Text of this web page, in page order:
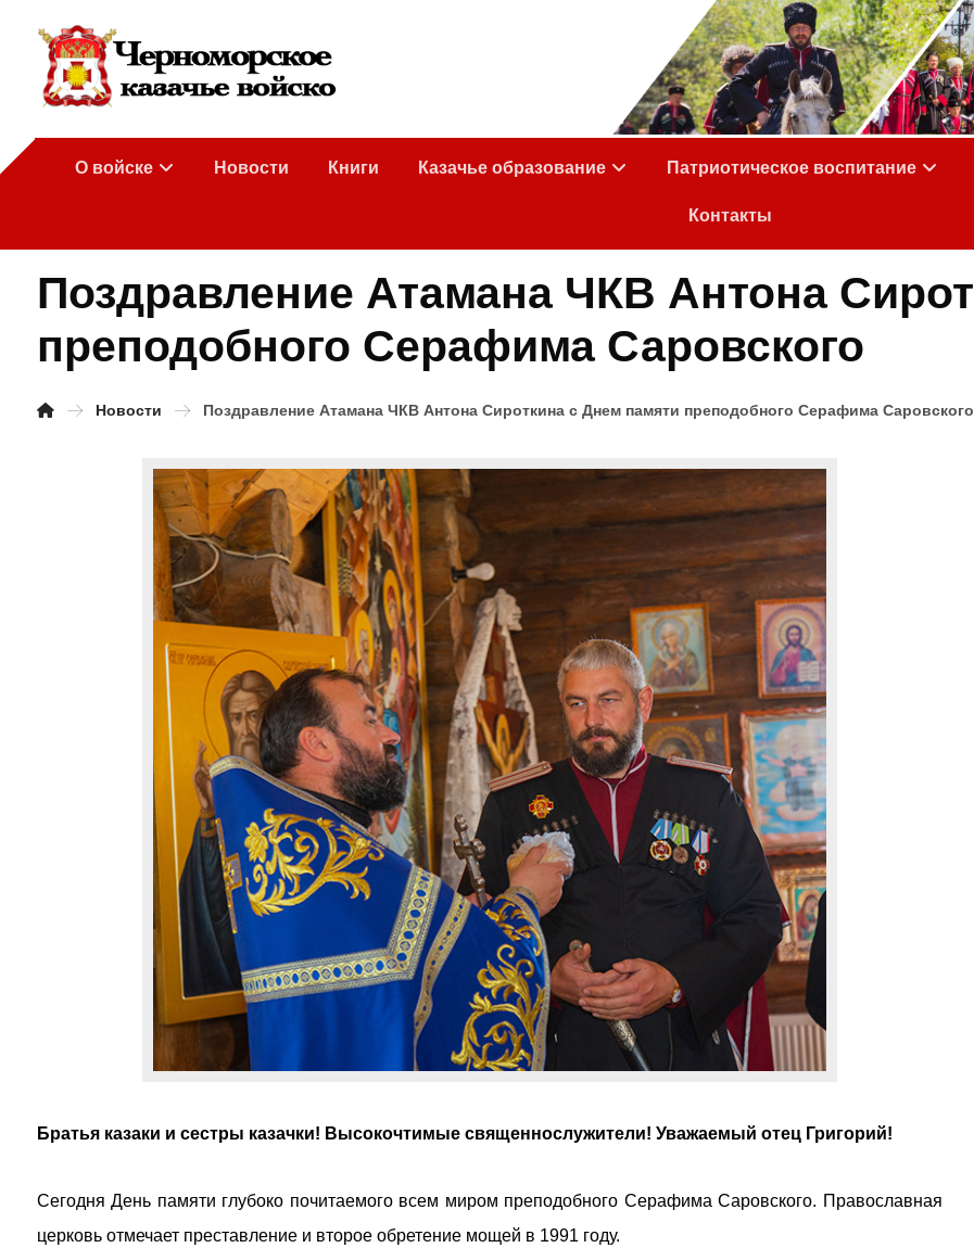
О войске Новости Книги Казачье образование Патриотическое воспитание
Контакты
Поздравление Атамана ЧКВ Антона
преподобного Серафима Саровского
Новости Поздравление Атамана ЧКВ Антона Сироткина с Днем памяти преподобного Серафима Саровского
Братья казаки и сестры казачки! Высокочтимые священнослужители! Уважаемый отец Григорий!
Сегодня День памяти глубоко почитаемого всем миром преподобного Серафима Саровского. Православная
церковь отмечает преставление и второе обретение мощей в 1991 году.